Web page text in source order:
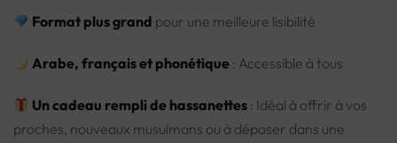
Format plus grand pour une meilleure lisibilité
Arabe, français et phonétique : Accessible à tous
Un cadeau rempli de hassanettes : Idéal à offrir à vos
proches, nouveaux musulmans ou à déposer dans une